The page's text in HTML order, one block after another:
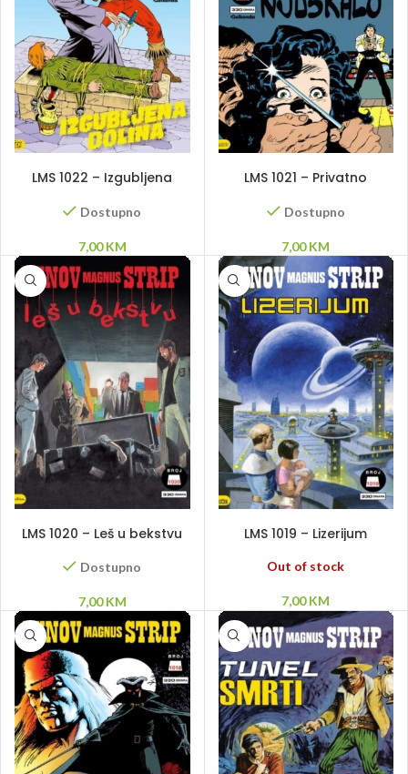
LMS 1022 – Izgubljena
Dostupno
7,00KM
LMS 1021 – Privatno
Dostupno
7,00KM
LMS 1020 – Leš u bekstvu
Dostupno
7,00KM
LMS 1019 – Lizerijum
Out of stock
7,00KM